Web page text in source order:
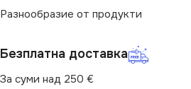
Разнообразие от продукти
Безплатна доставка
За суми над 250 €